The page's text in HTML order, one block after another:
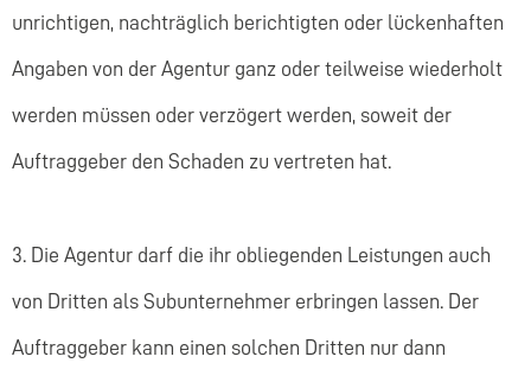
unrichtigen, nachträglich berichtigten oder lückenhaften
Angaben von der Agentur ganz oder teilweise wiederholt
werden müssen oder verzögert werden, soweit der
Auftraggeber den Schaden zu vertreten hat.
3. Die Agentur darf die ihr obliegenden Leistungen auch
von Dritten als Subunternehmer erbringen lassen. Der
Auftraggeber kann einen solchen Dritten nur dann